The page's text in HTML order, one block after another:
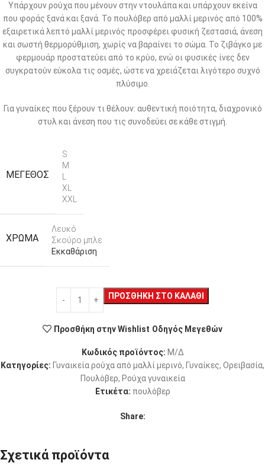
Υπάρχουν ρούχα που μένουν στην ντουλάπα και υπάρχουν εκείνα
που φοράς ξανά και ξανά. Το πουλόβερ από μαλλί μερινός από 100%
εξαιρετικά λεπτό μαλλί μερινός προσφέρει φυσική ζεστασιά, άνεση
και σωστή θερμορύθμιση, χωρίς να βαραίνει το σώμα. Το ζιβάγκο με
φερμουάρ προστατεύει από το κρύο, ενώ οι φυσικές ίνες δεν
συγκρατούν εύκολα τις οσμές, ώστε να χρειάζεται λιγότερο συχνό
πλύσιμο.
Για γυναίκες που ξέρουν τι θέλουν: αυθεντική ποιότητα, διαχρονικό
στυλ και άνεση που τις συνοδεύει σε κάθε στιγμή.
ΜΈΓΕΘΟΣ
S
M
XL
XXL
ΧΡΏΜΑ
Λευκό
Σκούρο μπλε
Εκκαθάριση
ΠΡΟΣΘΉΚΗ ΣΤΟ ΚΑΛΆΘΙ
Προσθήκη στην Wishlist Οδηγός Μεγεθών
Κωδικός προϊόντος: Μ/Δ
Κατηγορίες: Γυναικεία ρούχα από μαλλί μερινό, Γυναίκες, Ορειβασία,
Πουλόβερ, Ρούχα γυναικεία
Ετικέτα: πουλόβερ
Share:
Σχετικά προϊόντα